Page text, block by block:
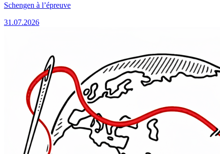
Schengen à l’épreuve
31.07.2026